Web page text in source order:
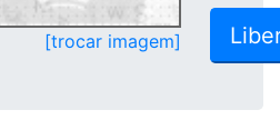
[trocar imagem]